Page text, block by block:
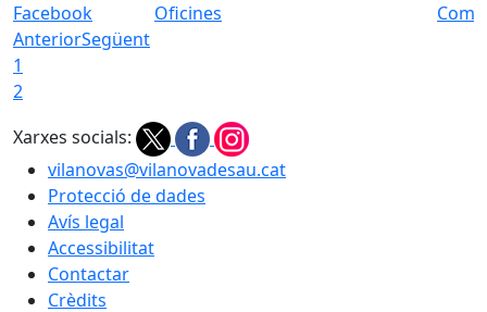
Facebook Oficines
Com
AnteriorSegüent
1
2
Xarxes socials:
vilanovas@vilanovadesau.cat
Protecció de dades
Avís legal
Accessibilitat
Contactar
Crèdits